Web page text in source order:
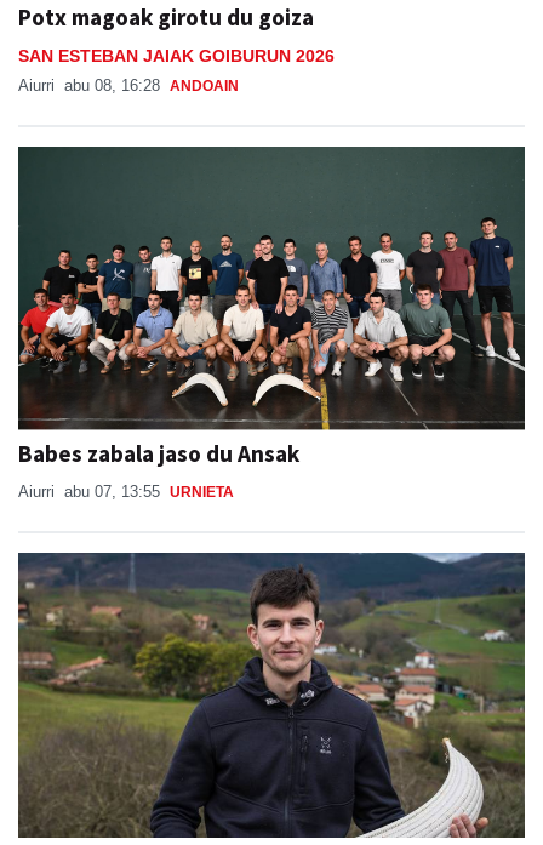
Potx magoak girotu du goiza
SAN ESTEBAN JAIAK GOIBURUN 2026
Aiurri abu 08, 16:28 ANDOAIN
Babes zabala jaso du Ansak
Aiurri abu 07, 13:55 URNIETA